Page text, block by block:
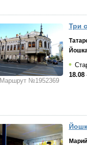
Маршрут №1952369
Три
18.08